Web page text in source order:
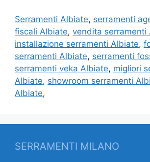
Serramenti Albiate, serramenti
fiscali Albiate, vendita serramenti
installazione serramenti Albiate,
serramenti Albiate, serramenti
serramenti veka Albiate, migliori
Albiate, showroom serramenti
Albiate,
SERRAMENTI MILANO